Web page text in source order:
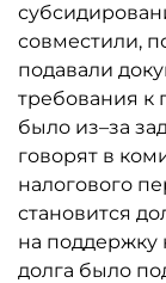
совместили,
подавали
требования к
было из–за
говорят в
налогового
становится
на поддержку
долга было